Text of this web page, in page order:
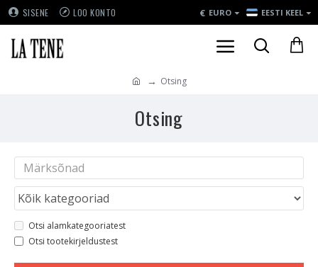
SISENE LOO KONTO € EURO EESTI KEEL
Otsing
Otsing
Otsi alamkategooriatest
Otsi tootekirjeldustest